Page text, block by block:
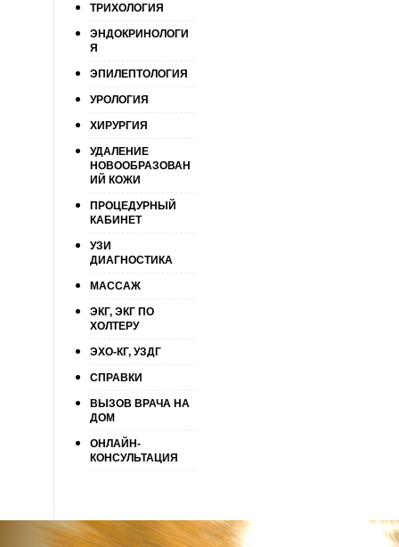
ТРИХОЛОГИЯ
ЭНДОКРИНОЛОГИ
Я
ЭПИЛЕПТОЛОГИЯ
УРОЛОГИЯ
ХИРУРГИЯ
УДАЛЕНИЕ
НОВООБРАЗОВАН
ИЙ КОЖИ
ПРОЦЕДУРНЫЙ
КАБИНЕТ
УЗИ
ДИАГНОСТИКА
МАССАЖ
ЭКГ, ЭКГ ПО
ХОЛТЕРУ
ЭХО-КГ, УЗДГ
СПРАВКИ
ВЫЗОВ ВРАЧА НА
ДОМ
ОНЛАЙН-
КОНСУЛЬТАЦИЯ